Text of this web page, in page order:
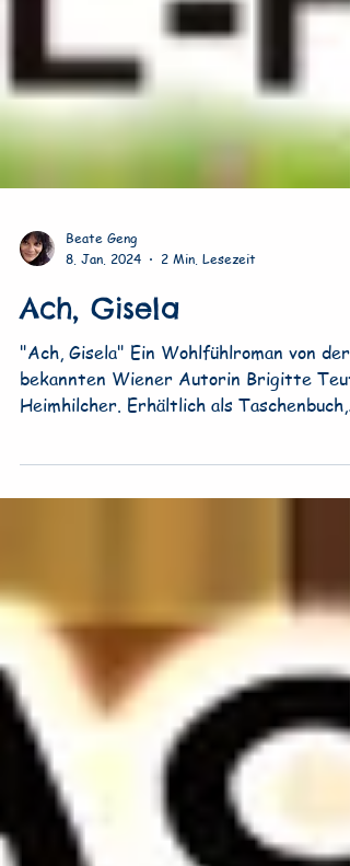
Beate Geng
8. Jan. 2024
2 Min. Lesezeit
Ach, Gisela
"Ach, Gisela" Ein Wohlfühlroman von der
Heimhilcher. Erhältlich als Taschenbuch,